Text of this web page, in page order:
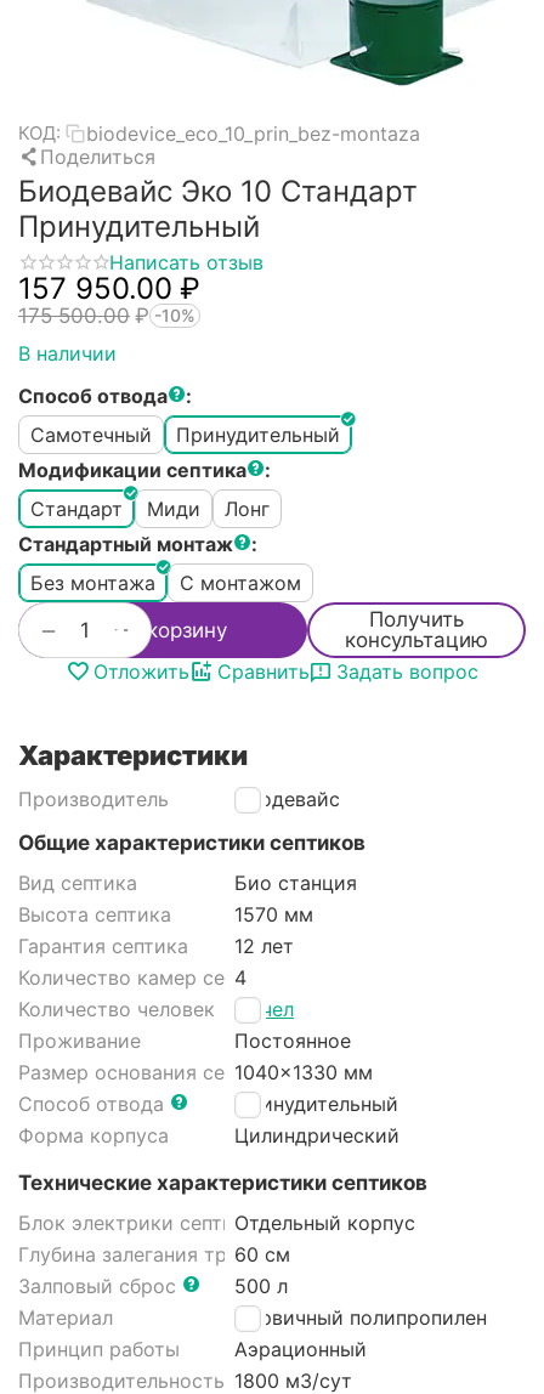
КОД:
biodevice_eco_10_prin_bez-montaza
Поделиться
Биодевайс Эко 10 Стандарт
Принудительный
Написать отзыв
157 950.00 ₽
175 500.00 ₽ -10%
В наличии
Способ отвода
:
Самотечный
Принудительный
Модификации септика
:
Стандарт
Миди
Лонг
Стандартный монтаж
:
Без монтажа
С монтажом
+
− В корзину
Получить
консультацию
Отложить
Сравнить Задать вопрос
Характеристики
Производитель
Биодевайс
Общие характеристики септиков
Вид септика
Био станция
Высота септика
1570 мм
Гарантия септика
12 лет
Количество камер септика
4
Количество человек
10 чел
Проживание
Постоянное
Размер основания септика1040x1330 мм
Способ отвода
Принудительный
Форма корпуса
Цилиндрический
Технические характеристики септиков
Блок электрики септикаОтдельный корпус
Глубина залегания трубы60 см
Залповый сброс
500 л
Материал
Первичный полипропилен
Принцип работы
Аэрационный
Производительность 1800 м3/cут